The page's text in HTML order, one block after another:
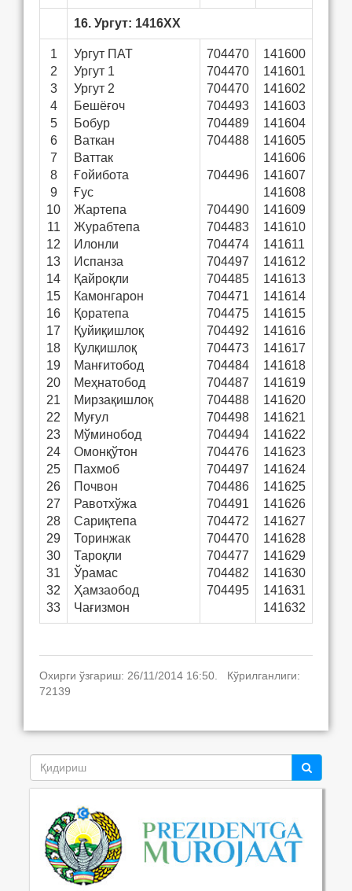
16. Ургут: 1416ХХ
1
2
3
4
5
6
7
8
9
10
11
12
13
14
15
16
17
18
19
20
21
22
23
24
25
26
27
28
29
30
31
32
33
Ургут ПАТ
Ургут 1
Ургут 2
Бешёғоч
Бобур
Ваткан
Ваттак
Ғойибота
Ғус
Жартепа
Журабтепа
Илонли
Испанза
Қайроқли
Камонгарон
Қоратепа
Қуйиқишлоқ
Қулқишлоқ
Манғитобод
Меҳнатобод
Мирзақишлоқ
Муғул
Мўминобод
Омонқўтон
Пахмоб
Почвон
Равотхўжа
Сариқтепа
Торинжак
Тароқли
Ўрамас
Ҳамзаобод
Чағизмон
704470
704470
704470
704493
704489
704488
704496
704490
704483
704474
704497
704485
704471
704475
704492
704473
704484
704487
704488
704498
704494
704476
704497
704486
704491
704472
704470
704477
704482
704495
141600
141601
141602
141603
141604
141605
141606
141607
141608
141609
141610
141611
141612
141613
141614
141615
141616
141617
141618
141619
141620
141621
141622
141623
141624
141625
141626
141627
141628
141629
141630
141631
141632
Охирги ўзгариш: 26/11/2014 16:50. Кўрилганлиги:
72139